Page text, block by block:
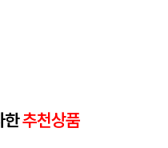
한추천상품